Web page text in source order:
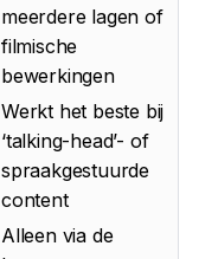
meerdere lagen of
filmische
bewerkingen
Werkt het beste bij
‘talking-head’- of
spraakgestuurde
content
Alleen via de